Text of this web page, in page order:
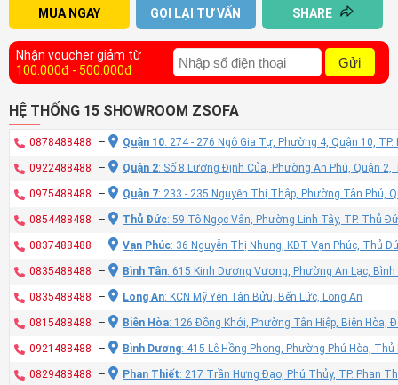
MUA NGAY GỌI LẠI TƯ VẤN SHARE
Nhận voucher giảm từ
100.000đ - 500.000đ
Gửi
HỆ THỐNG 15 SHOWROOM ZSOFA
0878488488 – Quận 10: 274 - 276 Ngô Gia Tự, Phường 4, Quận 10, TP.
0922488488 – Quận 2: Số 8 Lương Định Của, Phường An Phú, Quận 2,
0975488488 – Quận 7: 233 - 235 Nguyễn Thị Thập, Phường Tân Phú,
0854488488 – Thủ Đức: 59 Tô Ngọc Vân, Phường Linh Tây, TP. Thủ
0837488488 – Vạn Phúc: 36 Nguyễn Thị Nhung, KĐT Vạn Phúc, Thủ
0835488488 – Bình Tân: 615 Kinh Dương Vương, Phường An Lạc, Bình
0835488488 – Long An: KCN Mỹ Yên Tân Bửu, Bến Lức, Long An
0815488488 – Biên Hòa: 126 Đồng Khởi, Phường Tân Hiệp, Biên Hòa,
0921488488 – Bình Dương: 415 Lê Hồng Phong, Phường Phú Hòa,
0829488488 – Phan Thiết: 217 Trần Hưng Đạo, Phú Thủy, TP. Phan